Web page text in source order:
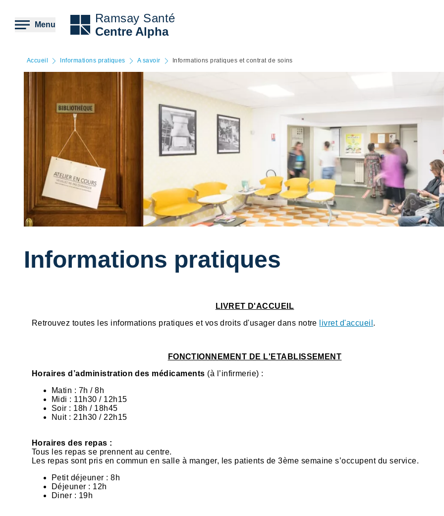
contenu
principal
Menu
Ramsay Santé
Centre Alpha
Accueil Informations pratiques A savoir Informations pratiques et contrat de soins
Informations pratiques
LIVRET D'ACCUEIL
Retrouvez toutes les informations pratiques et vos droits d'usager dans notre
livret d'accueil .
FONCTIONNEMENT DE L'ETABLISSEMENT
Horaires d’administration des médicaments (à l’infirmerie) :
Matin : 7h / 8h
Midi : 11h30 / 12h15
Soir : 18h / 18h45
Nuit : 21h30 / 22h15
Horaires des repas :
Tous les repas se prennent au centre.
Les repas sont pris en commun en salle à manger, les patients de 3ème semaine s’occupent du service.
Petit déjeuner : 8h
Déjeuner : 12h
Diner : 19h